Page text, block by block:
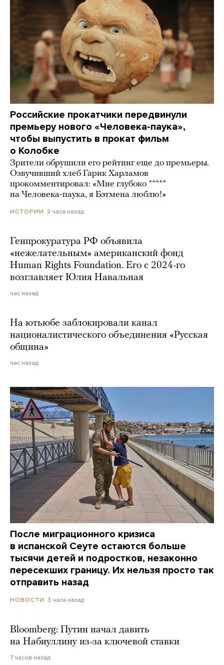
Российские прокатчики передвинули
премьеру нового «Человека-паука»,
чтобы выпустить в прокат фильм
о Колобке
Зрители обрушили его рейтинг еще до премьеры.
Озвучивший хлеб Гарик Харламов
прокомментировал: «Мне глубоко *****
на Человека-паука, я Бэтмена люблю!»
ИСТОРИИ 2 часа назад
Генпрокуратура РФ объявила
«нежелательным» американский фонд
Human Rights Foundation. Его с 2024-го
возглавляет Юлия Навальная
час назад
На ютьюбе заблокировали канал
националистического объединения «Русская
община»
час назад
После миграционного кризиса
в испанской Сеуте остаются больше
тысячи детей и подростков, незаконно
пересекших границу. Их нельзя просто так
отправить назад
НОВОСТИ 3 часа назад
Bloomberg: Путин начал давить
на Набиуллину из-за ключевой ставки
7 часов назад